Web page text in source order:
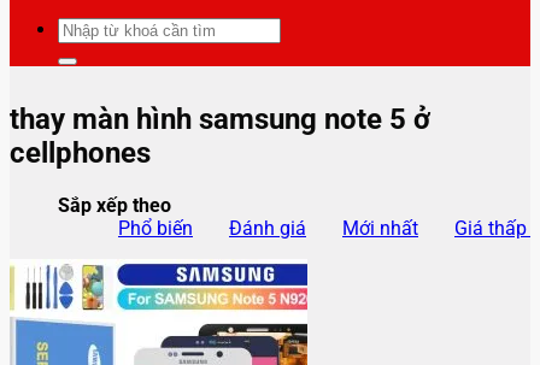
Tìm
kiếm:
thay màn hình samsung note 5 ở
cellphones
Sắp xếp theo
Phổ biến
Đánh giá Mới nhất Giá thấp